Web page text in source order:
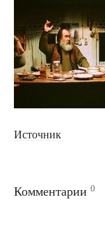
Источник
Комментарии 0